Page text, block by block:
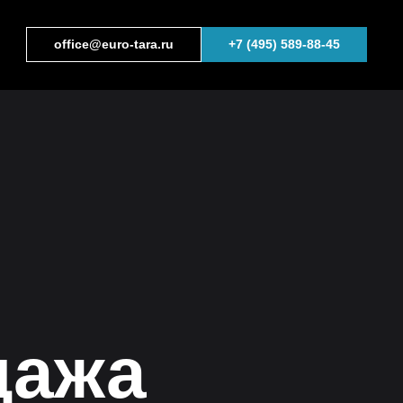
office@euro-tara.ru +7 (495) 589-88-45